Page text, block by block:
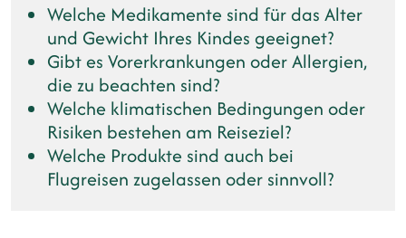
Welche Medikamente sind für das Alter
und Gewicht Ihres Kindes geeignet?
Gibt es Vorerkrankungen oder Allergien,
die zu beachten sind?
Welche klimatischen Bedingungen oder
Risiken bestehen am Reiseziel?
Welche Produkte sind auch bei
Flugreisen zugelassen oder sinnvoll?